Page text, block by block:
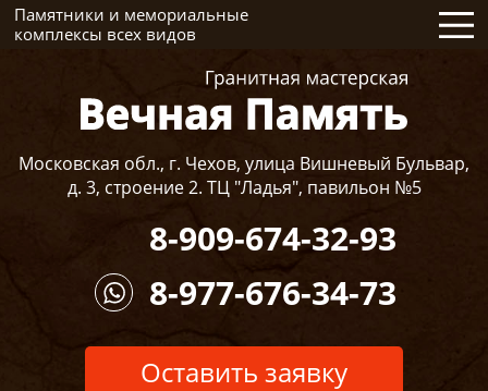
Памятники и мемориальные
комплексы всех видов
Московская обл., г. Чехов, улица Вишневый Бульвар,
д. 3, строение 2. ТЦ "Ладья", павильон №5
8-909-674-32-93
8-977-676-34-73
Оставить заявку